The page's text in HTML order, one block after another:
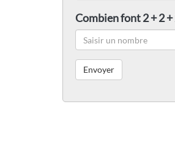
Combien font 2 + 2 +